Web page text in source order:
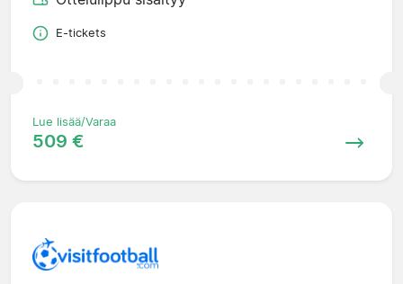
E-tickets
Lue lisää/Varaa
509 €